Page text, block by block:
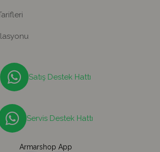
Satış Destek Hattı
Servis Destek Hattı
Armarshop App